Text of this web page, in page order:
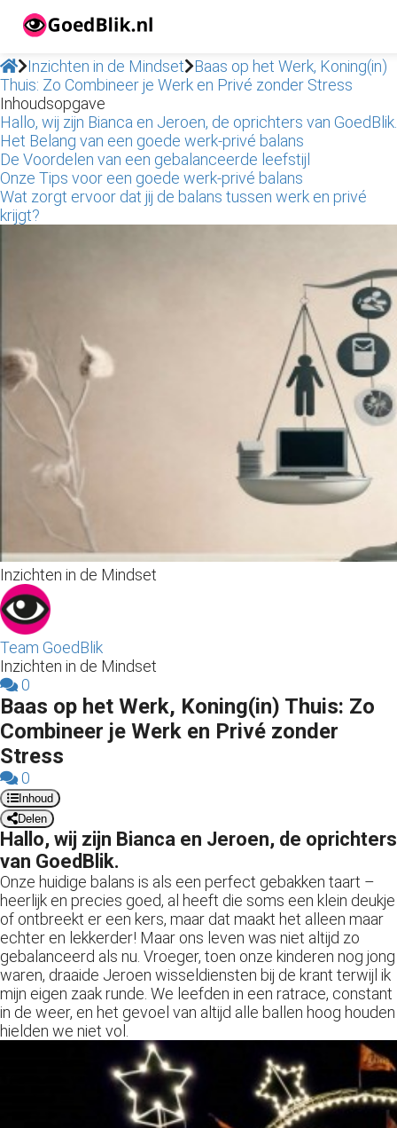
Inzichten in de Mindset
Baas op het Werk, Koning(in)
Thuis: Zo Combineer je Werk en Privé zonder Stress
Inhoudsopgave
Hallo, wij zijn Bianca en Jeroen, de oprichters van GoedBlik.
Het Belang van een goede werk-privé balans
De Voordelen van een gebalanceerde leefstijl
Onze Tips voor een goede werk-privé balans
Wat zorgt ervoor dat jij de balans tussen werk en privé
krijgt?
Inzichten in de Mindset
Team GoedBlik
Inzichten in de Mindset
0
Baas op het Werk, Koning(in) Thuis: Zo
Combineer je Werk en Privé zonder
Stress
0
Inhoud
Delen
Hallo, wij zijn Bianca en Jeroen, de oprichters
van GoedBlik.
Onze huidige balans is als een perfect gebakken taart –
heerlijk en precies goed, al heeft die soms een klein deukje
of ontbreekt er een kers, maar dat maakt het alleen maar
echter en lekkerder! Maar ons leven was niet altijd zo
gebalanceerd als nu. Vroeger, toen onze kinderen nog jong
waren, draaide Jeroen wisseldiensten bij de krant terwijl ik
mijn eigen zaak runde. We leefden in een ratrace, constant
in de weer, en het gevoel van altijd alle ballen hoog houden
hielden we niet vol.
beleid
deze
niet
om
te
over
van
op
gebruikt
te
de
Hierdoor
website-
van